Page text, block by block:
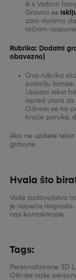
ili s Vašom
Gravira se
zato molimo
točnim
Rubrika: Dodatni
obavezno)
Ova rubrika
postolju lampe.
Upisani tekst
ispred utora
Odnosi se na
kraće poruke,
Ako ne upišete
gravure.
Hvala što
Vaše zadovoljstvo
je najveća
nas kontaktirajte.
Tags:
Personalizirane 3D
Otkrijte naše